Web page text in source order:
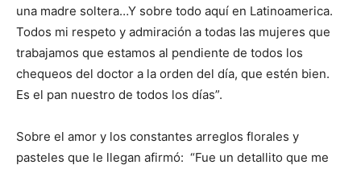
una madre soltera…Y sobre todo aquí en Latinoamerica.
Todos mi respeto y admiración a todas las mujeres que
trabajamos que estamos al pendiente de todos los
chequeos del doctor a la orden del día, que estén bien.
Es el pan nuestro de todos los días”.
Sobre el amor y los constantes arreglos florales y
pasteles que le llegan afirmó: “Fue un detallito que me